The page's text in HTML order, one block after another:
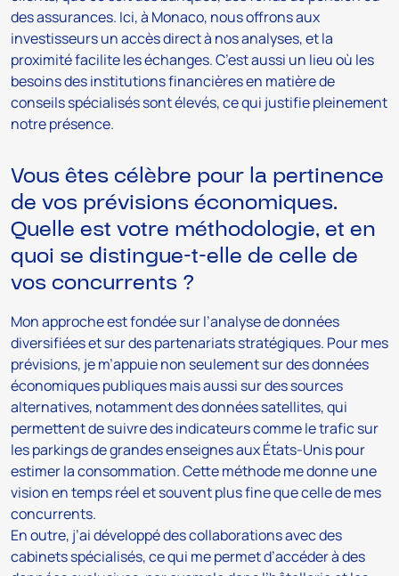
des assurances. Ici, à Monaco, nous offrons aux
investisseurs un accès direct à nos analyses, et la
proximité facilite les échanges. C’est aussi un lieu où les
besoins des institutions financières en matière de
conseils spécialisés sont élevés, ce qui justifie pleinement
notre présence.
Vous êtes célèbre pour la pertinence
de vos prévisions économiques.
Quelle est votre méthodologie, et en
quoi se distingue-t-elle de celle de
vos concurrents ?
Mon approche est fondée sur l’analyse de données
diversifiées et sur des partenariats stratégiques. Pour mes
prévisions, je m’appuie non seulement sur des données
économiques publiques mais aussi sur des sources
alternatives, notamment des données satellites, qui
permettent de suivre des indicateurs comme le trafic sur
les parkings de grandes enseignes aux États-Unis pour
estimer la consommation. Cette méthode me donne une
vision en temps réel et souvent plus fine que celle de mes
concurrents.
En outre, j’ai développé des collaborations avec des
cabinets spécialisés, ce qui me permet d’accéder à des